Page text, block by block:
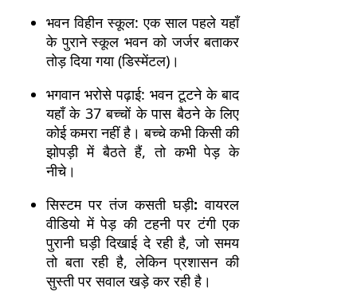
भवन विहीन स्कूल: एक साल पहले यहाँ
के पुराने स्कूल भवन को जर्जर बताकर
तोड़ दिया गया (डिस्मेंटल)।
भगवान भरोसे पढ़ाई: भवन टूटने के बाद
यहाँ के 37 बच्चों के पास बैठने के लिए
कोई कमरा नहीं है। बच्चे कभी किसी की
झोपड़ी में बैठते हैं, तो कभी पेड़ के
नीचे।
सिस्टम पर तंज कसती घड़ी: वायरल
वीडियो में पेड़ की टहनी पर टंगी एक
पुरानी घड़ी दिखाई दे रही है, जो समय
तो बता रही है, लेकिन प्रशासन की
सुस्ती पर सवाल खड़े कर रही है।